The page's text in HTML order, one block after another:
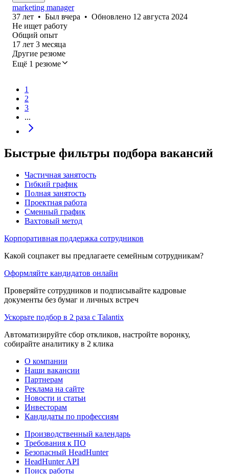
marketing manager
37 лет • Был вчера • Обновлено 12 августа 2024
Не ищет работу
Общий опыт
17 лет 3 месяца
Другие резюме
Ещё 1 резюме
1
2
3
...
Быстрые фильтры подбора вакансий
Частичная занятость
Гибкий график
Полная занятость
Проектная работа
Сменный график
Вахтовый метод
Корпоративная поддержка сотрудников
Какой соцпакет вы предлагаете семейным сотрудникам?
Оформляйте кандидатов онлайн
Проверяйте сотрудников и подписывайте кадровые
документы без бумаг и личных встреч
Ускорьте подбор в 2 раза с Talantix
Автоматизируйте сбор откликов, настройте воронку,
собирайте аналитику в 2 клика
О компании
Наши вакансии
Партнерам
Реклама на сайте
Новости и статьи
Инвесторам
Кандидаты по профессиям
Производственный календарь
Требования к ПО
Безопасный HeadHunter
HeadHunter API
Поиск работы